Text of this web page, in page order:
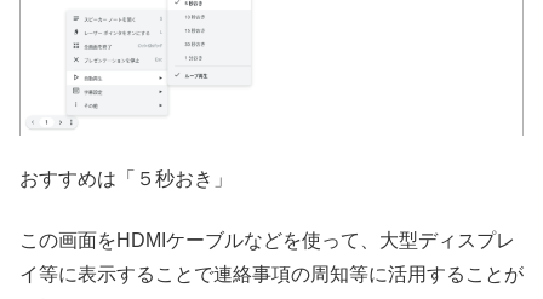
おすすめは「５秒おき」
この画面をHDMIケーブルなどを使って、大型ディスプレ
イ等に表示することで連絡事項の周知等に活用することが